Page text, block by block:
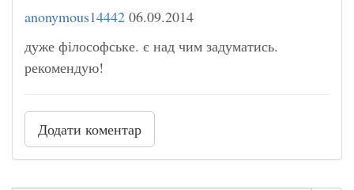
anonymous14442 06.09.2014
дуже філософське. є над чим задуматись.
рекомендую!
Додати коментар